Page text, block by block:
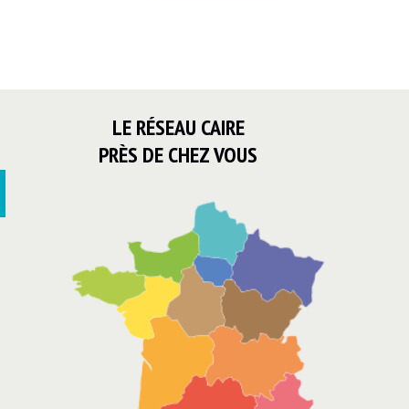
LE RÉSEAU CAIRE
PRÈS DE CHEZ VOUS